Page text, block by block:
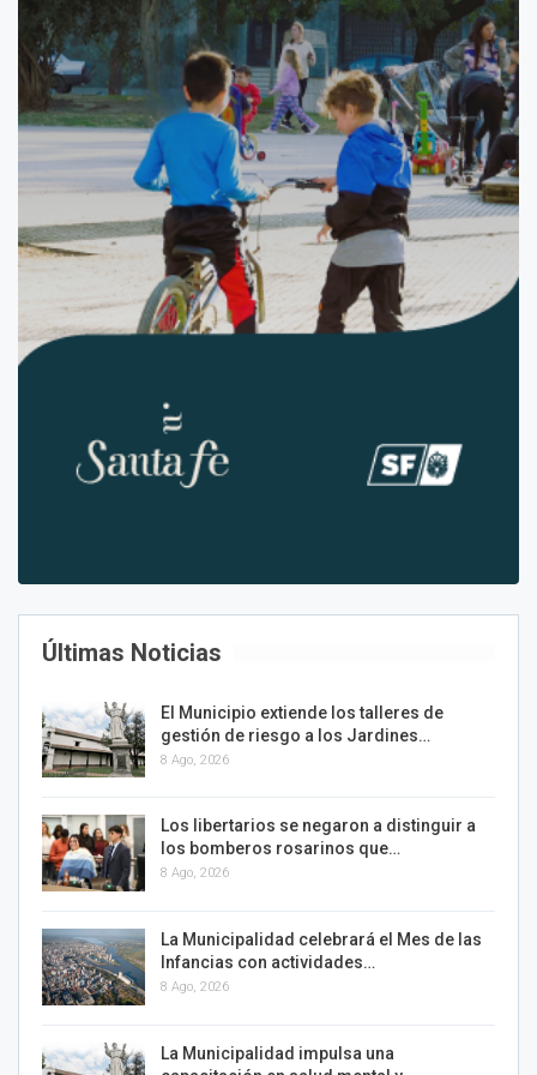
Últimas Noticias
El Municipio extiende los talleres de
gestión de riesgo a los Jardines…
8 Ago, 2026
Los libertarios se negaron a distinguir a
los bomberos rosarinos que…
8 Ago, 2026
La Municipalidad celebrará el Mes de las
Infancias con actividades…
8 Ago, 2026
La Municipalidad impulsa una